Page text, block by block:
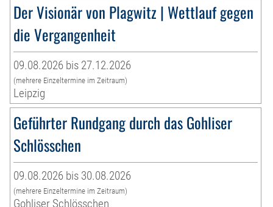
Der Visionär von Plagwitz | Wettlauf gegen
die Vergangenheit
09.08.2026 bis 27.12.2026
(mehrere Einzeltermine im Zeitraum)
Leipzig
Geführter Rundgang durch das Gohliser
Schlösschen
09.08.2026 bis 30.08.2026
(mehrere Einzeltermine im Zeitraum)
Gohliser Schlösschen